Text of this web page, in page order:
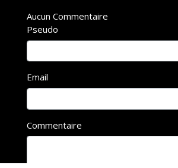
Aucun Commentaire
Pseudo
Email
Commentaire